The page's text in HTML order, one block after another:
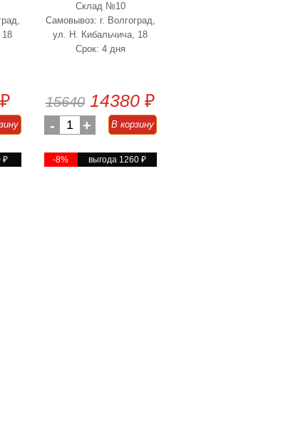
₽
₽
Склад №10
Самовывоз: г. Волгоград,
ул. Н. Кибальчича, 18
Срок: 4 дня
15640 14380 ₽
- 1 + В корзину
-8% выгода 1260 ₽